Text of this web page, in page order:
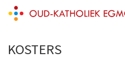
Skip
(Press
Oud-Katholieke
KOSTERS